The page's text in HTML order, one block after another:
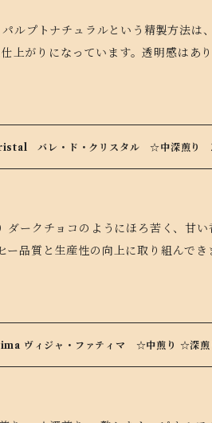
上がりになっています。透明感はあ
バレ・ド・クリスタル ☆中深煎り
品質と生産性の向上に取り組んでき
ーを作るための土地を広く探し求め
にある120ヘクタールの土地でした。
ヴィジャ・ファティマ ☆中煎り ☆深